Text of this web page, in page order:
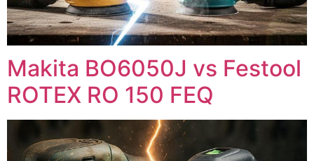
Makita BO6050J vs Festool
ROTEX RO 150 FEQ